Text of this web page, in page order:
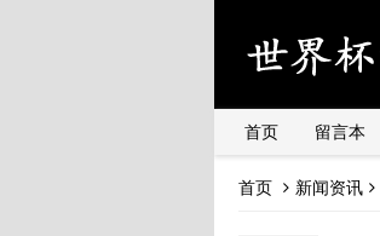
首页 留言本
首页 新闻资讯